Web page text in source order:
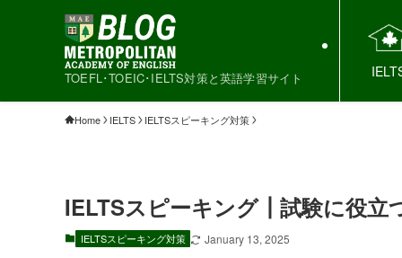
TOEFL･TOEIC･IELTS対策と英語学習サイト
Home IELTS IELTSスピーキング対策
IELTSスピーキング┃試験に役立
IELTSスピーキング対策 January 13, 2025